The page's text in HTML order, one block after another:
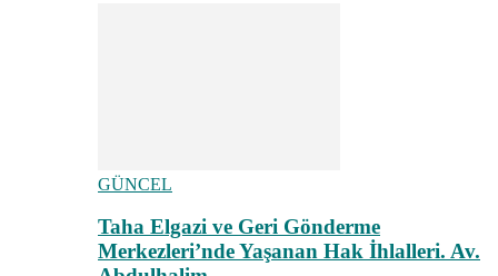
GÜNCEL
Taha Elgazi ve Geri Gönderme
Merkezleri’nde Yaşanan Hak İhlalleri. Av.